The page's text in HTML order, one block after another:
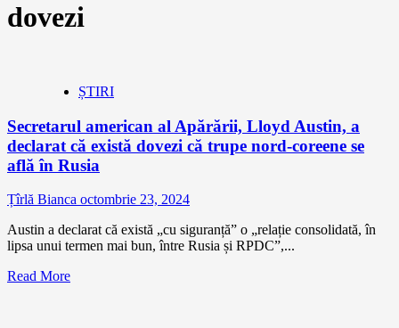
dovezi
ȘTIRI
Secretarul american al Apărării, Lloyd Austin, a
declarat că există dovezi că trupe nord-coreene se
află în Rusia
Țîrlă Bianca octombrie 23, 2024
Austin a declarat că există „cu siguranță” o „relație consolidată, în
lipsa unui termen mai bun, între Rusia și RPDC”,...
Read More